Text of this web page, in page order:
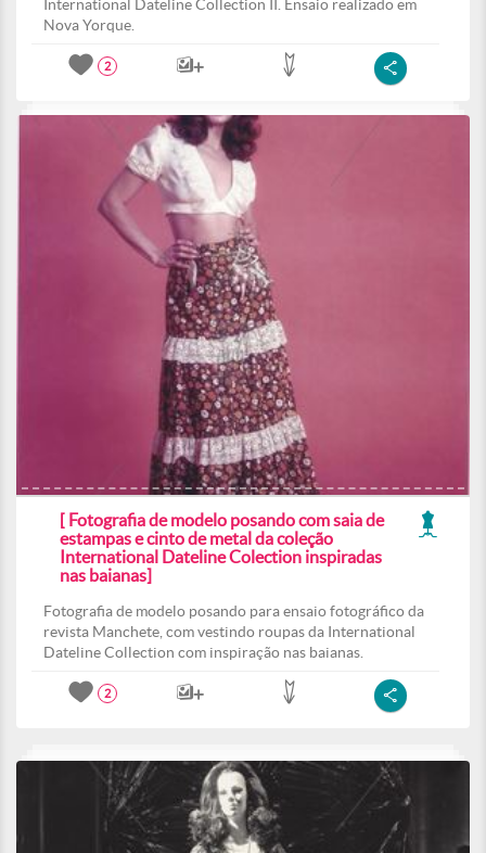
International Dateline Collection II. Ensaio realizado em
Nova Yorque.
2
[ Fotografia de modelo posando com saia de
estampas e cinto de metal da coleção
International Dateline Colection inspiradas
nas baianas]
Fotografia de modelo posando para ensaio fotográfico da
revista Manchete, com vestindo roupas da International
Dateline Collection com inspiração nas baianas.
2